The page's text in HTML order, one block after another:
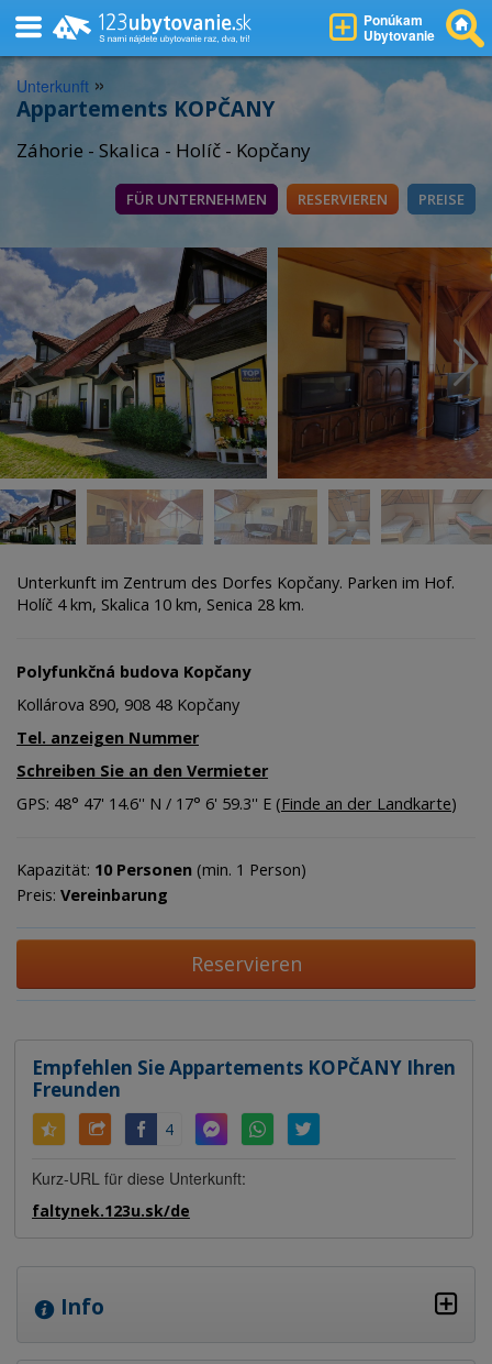
Ponúkam
Ubytovanie
Unterkunft »
Appartements KOPČANY
Záhorie - Skalica - Holíč - Kopčany
FÜR UNTERNEHMEN RESERVIEREN PREISE
Unterkunft im Zentrum des Dorfes Kopčany. Parken im Hof.
Holíč 4 km, Skalica 10 km, Senica 28 km.
Polyfunkčná budova Kopčany
Kollárova 890, 908 48 Kopčany
Tel. anzeigen Nummer
Schreiben Sie an den Vermieter
GPS: 48° 47' 14.6'' N / 17° 6' 59.3'' E (Finde an der Landkarte)
Kapazität: 10 Personen (min. 1 Person)
Preis: Vereinbarung
Reservieren
Empfehlen Sie Appartements KOPČANY Ihren
Freunden
4
Kurz-URL für diese Unterkunft:
faltynek.123u.sk/de
Info